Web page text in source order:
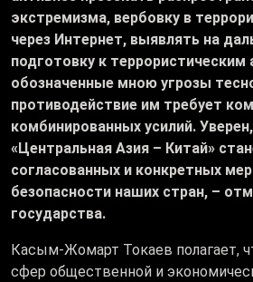
экстремизма, вербовку в
через Интернет, выявлять на
подготовку к террористическим
обозначенные мною угрозы
противодействие им требует
комбинированных усилий.
«Центральная Азия – Китай»
согласованных и конкретных
безопасности наших стран, –
государства.
Касым-Жомарт Токаев полагает,
сфер общественной и